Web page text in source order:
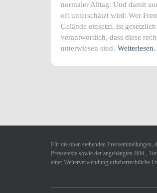
normaler Alltag. Und damit
oft unterschätzt wird: Wer
Gelände einsetzt, ist
verantwortlich, dass diese
unterwiesen sind.
Für die oben stehenden
Pressetexte sowie der angehängten Bild-,
einer Weiterverwendung urheberrechtliche